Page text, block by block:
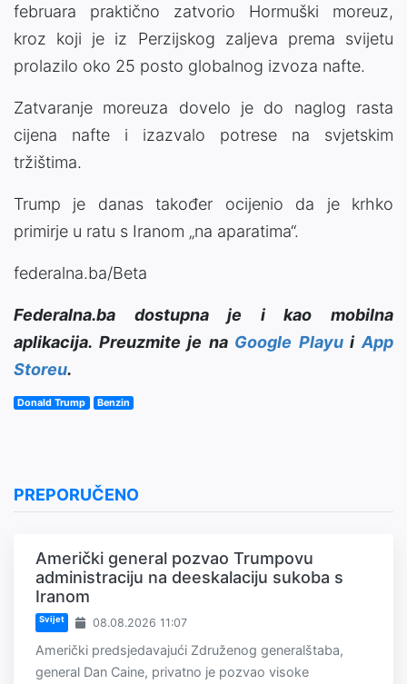
februara praktično zatvorio Hormuški moreuz,
kroz koji je iz Perzijskog zaljeva prema svijetu
prolazilo oko 25 posto globalnog izvoza nafte.
Zatvaranje moreuza dovelo je do naglog rasta
cijena nafte i izazvalo potrese na svjetskim
tržištima.
Trump je danas također ocijenio da je krhko
primirje u ratu s Iranom „na aparatima“.
federalna.ba/Beta
Federalna.ba dostupna je i kao mobilna
aplikacija. Preuzmite je na Google PlayuiApp
Storeu.
Donald Trump Benzin
PREPORUČENO
Američki general pozvao Trumpovu
administraciju na deeskalaciju sukoba s
Iranom
Svijet 08.08.2026 11:07
Američki predsjedavajući Združenog generalštaba,
general Dan Caine, privatno je pozvao visoke